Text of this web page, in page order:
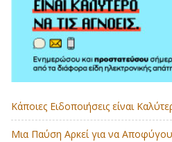
Κάποιες Ειδοποιήσεις είναι
Μια Παύση Αρκεί για να